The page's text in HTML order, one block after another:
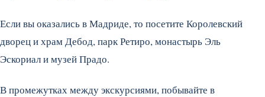
Если вы оказались в Мадриде, то посетите Королевский
дворец и храм Дебод, парк Ретиро, монастырь Эль
Эскориал и музей Прадо.
В промежутках между экскурсиями, побывайте в